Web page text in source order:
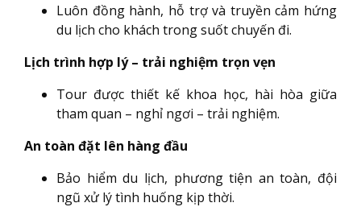
Luôn đồng hành, hỗ trợ và truyền cảm hứng
du lịch cho khách trong suốt chuyến đi.
Lịch trình hợp lý – trải nghiệm trọn vẹn
Tour được thiết kế khoa học, hài hòa giữa
tham quan – nghỉ ngơi – trải nghiệm.
An toàn đặt lên hàng đầu
Bảo hiểm du lịch, phương tiện an toàn, đội
ngũ xử lý tình huống kịp thời.